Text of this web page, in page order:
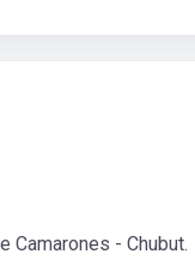
Camarones - Chubut.